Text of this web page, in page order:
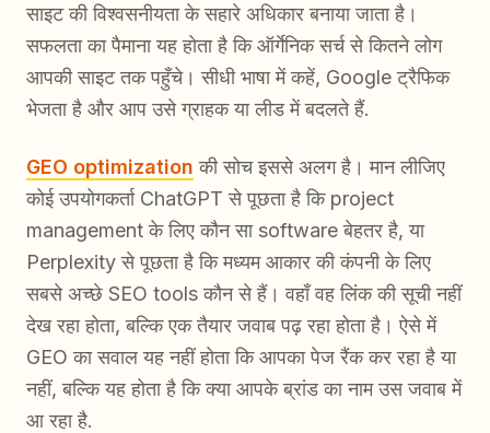
साइट की विश्वसनीयता के सहारे अधिकार बनाया जाता है।
सफलता का पैमाना यह होता है कि ऑर्गेनिक सर्च से कितने लोग
आपकी साइट तक पहुँचे। सीधी भाषा में कहें, Google ट्रैफिक
भेजता है और आप उसे ग्राहक या लीड में बदलते हैं.
GEO optimization की सोच इससे अलग है। मान लीजिए
कोई उपयोगकर्ता ChatGPT से पूछता है कि project
management के लिए कौन सा software बेहतर है, या
Perplexity से पूछता है कि मध्यम आकार की कंपनी के लिए
सबसे अच्छे SEO tools कौन से हैं। वहाँ वह लिंक की सूची नहीं
देख रहा होता, बल्कि एक तैयार जवाब पढ़ रहा होता है। ऐसे में
GEO का सवाल यह नहीं होता कि आपका पेज रैंक कर रहा है या
नहीं, बल्कि यह होता है कि क्या आपके ब्रांड का नाम उस जवाब में
आ रहा है.